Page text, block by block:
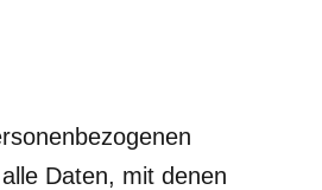
Daten, mit denen